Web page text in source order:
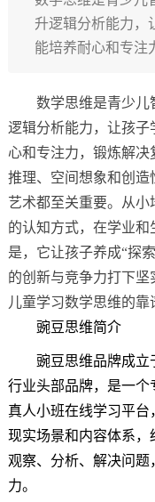
升逻辑分析能力，
能培养耐心和专
数学思维是青少儿
逻辑分析能力，让孩
心和专注力，锻炼解
推理、空间想象和创
艺术都至关重要。从
的认知方式，在学业
是，它让孩子养成“探
的创新与竞争力打下坚
儿童学习数学思维的靠
豌豆思维简介
豌豆思维品牌成立于
行业头部品牌，是一个
真人小班在线学习平
现实场景和内容体系
观察、分析、解决问
力。